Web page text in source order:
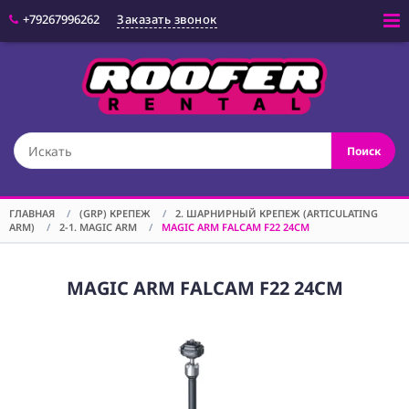
+79267996262 Заказать звонок
Поиск
(OPT) ОПТИКА
ОБОРУДОВАНИЕ
(LGT) СВЕТОВОЕ
ОБОРУДОВАНИЕ
СПЕЦЭФФЕКТЫ
ГЛАВНАЯ / (GRP) КРЕПЕЖ /
2. ШАРНИРНЫЙ КРЕПЕЖ (ARTICULATING
ARM)
/ 2-1. MAGIC ARM / MAGIC ARM FALCAM F22 24CM
MAGIC ARM FALCAM F22 24CM